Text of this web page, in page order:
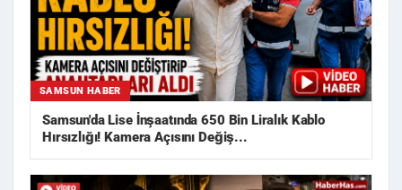
SAMSUN HABER
Samsun'da Lise İnşaatında 650 Bin Liralık Kablo
Hırsızlığı! Kamera Açısını Değiş...